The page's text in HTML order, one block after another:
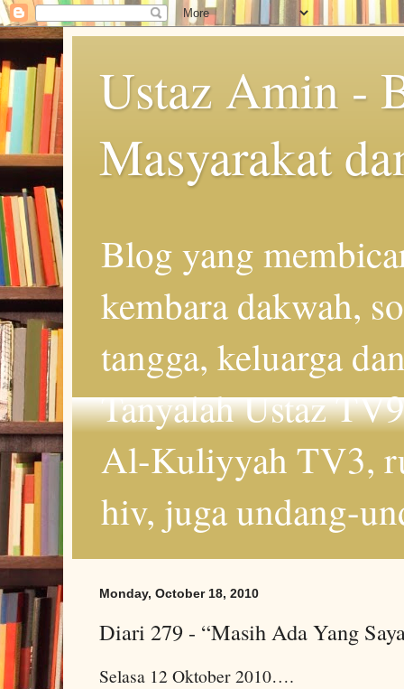
Ustaz Amin -
Masyarakat
Blog yang
kembara dakwah,
tangga, keluarga
Tanyalah Ustaz
Al-Kuliyyah TV3,
hiv, juga undang-
Monday, October 18, 2010
Diari 279 - “Masih Ada Yang
Selasa 12 Oktober 2010….